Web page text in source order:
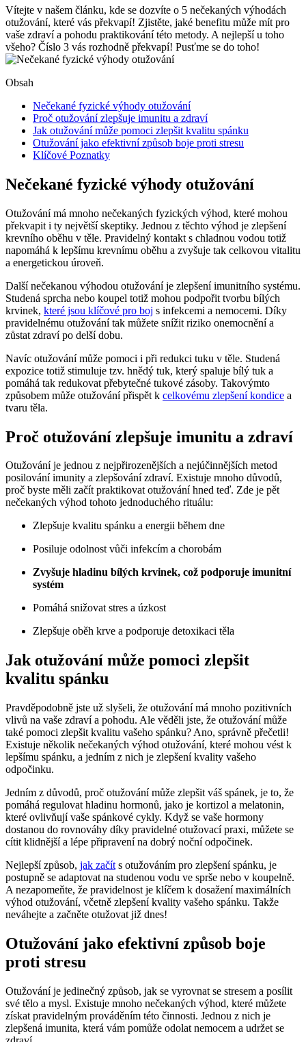
Vítejte v našem článku, kde se dozvíte o 5 nečekaných výhodách
otužování, které vás překvapí! Zjistěte, jaké benefitu může mít pro
vaše zdraví a pohodu praktikování této metody. A nejlepší u toho
všeho? Číslo 3 vás rozhodně překvapí! Pusťme se do toho!
Obsah
Nečekané fyzické výhody otužování
Proč otužování zlepšuje imunitu a zdraví
Jak otužování může pomoci zlepšit kvalitu spánku
Otužování jako efektivní způsob boje proti stresu
Klíčové Poznatky
Nečekané fyzické výhody otužování
Otužování má mnoho nečekaných fyzických výhod, které mohou
překvapit i ty největší skeptiky. Jednou z těchto výhod je zlepšení
krevního oběhu v těle. Pravidelný kontakt s chladnou vodou totiž
napomáhá k lepšímu krevnímu oběhu a zvyšuje tak celkovou vitalitu
a energetickou úroveň.
Další nečekanou výhodou otužování je zlepšení imunitního systému.
Studená sprcha nebo koupel totiž mohou podpořit tvorbu bílých
krvinek, které jsou klíčové pro boj s infekcemi a nemocemi. Díky
pravidelnému otužování tak můžete snížit riziko onemocnění a
zůstat zdraví po delší dobu.
Navíc otužování může pomoci i při redukci tuku v těle. Studená
expozice totiž stimuluje tzv. hnědý tuk, který spaluje bílý tuk a
pomáhá tak redukovat přebytečné tukové zásoby. Takovýmto
způsobem může otužování přispět k celkovému zlepšení kondice a
tvaru těla.
Proč otužování zlepšuje imunitu a zdraví
Otužování je jednou z nejpřirozenějších a nejúčinnějších metod
posilování imunity a zlepšování zdraví. Existuje mnoho důvodů,
proč byste měli začít praktikovat otužování hned teď. Zde je pět
nečekaných výhod tohoto jednoduchého rituálu:
Zlepšuje kvalitu spánku a energii během dne
Posiluje odolnost vůči infekcím a chorobám
Zvyšuje hladinu bílých krvinek, což podporuje imunitní
systém
Pomáhá snižovat stres a úzkost
Zlepšuje oběh krve a podporuje detoxikaci těla
Jak otužování může pomoci zlepšit
kvalitu spánku
Pravděpodobně jste už slyšeli, že otužování má mnoho pozitivních
vlivů na vaše zdraví a pohodu. Ale věděli jste, že otužování může
také pomoci zlepšit kvalitu vašeho spánku? Ano, správně přečetli!
Existuje několik nečekaných výhod otužování, které mohou vést k
lepšímu spánku, a jedním z nich je zlepšení kvality vašeho
odpočinku.
Jedním z důvodů, proč otužování může zlepšit váš spánek, je to, že
pomáhá regulovat hladinu hormonů, jako je kortizol a melatonin,
které ovlivňují vaše spánkové cykly. Když se vaše hormony
dostanou do rovnováhy díky pravidelné otužovací praxi, můžete se
cítit klidnější a lépe připravení na dobrý noční odpočinek.
Nejlepší způsob, jak začít s otužováním pro zlepšení spánku, je
postupně se adaptovat na studenou vodu ve sprše nebo v koupelně.
A nezapomeňte, že pravidelnost je klíčem k dosažení maximálních
výhod otužování, včetně zlepšení kvality vašeho spánku. Takže
neváhejte a začněte otužovat již dnes!
Otužování jako efektivní způsob boje
proti stresu
Otužování je jedinečný způsob, jak se vyrovnat se stresem a posílit
své tělo a mysl. Existuje mnoho nečekaných výhod, které můžete
získat pravidelným prováděním této činnosti. Jednou z nich je
zlepšená imunita, která vám pomůže odolat nemocem a udržet se